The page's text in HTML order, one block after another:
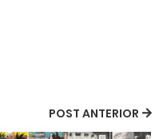
POST ANTERIOR